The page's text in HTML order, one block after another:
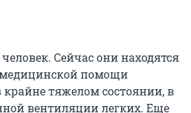
Сейчас они находятся
помощи
крайне тяжелом состоянии, в
вентиляции легких. Еще